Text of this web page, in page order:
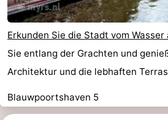
Erkunden Sie die Stadt vom Wasser
Sie entlang der Grachten und
Architektur und die lebhaften
Blauwpoortshaven 5